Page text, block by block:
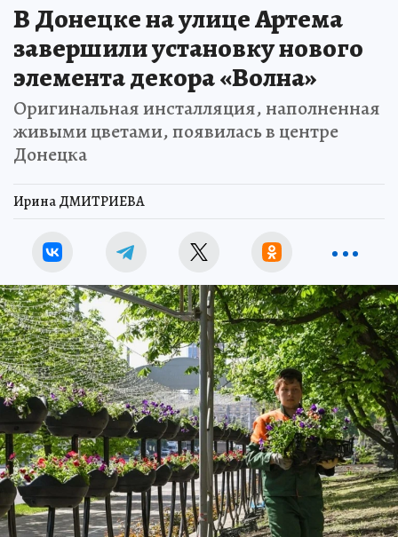
В Донецке на улице Артема
завершили установку нового
элемента декора «Волна»
Оригинальная инсталляция, наполненная
живыми цветами, появилась в центре
Донецка
Ирина ДМИТРИЕВА